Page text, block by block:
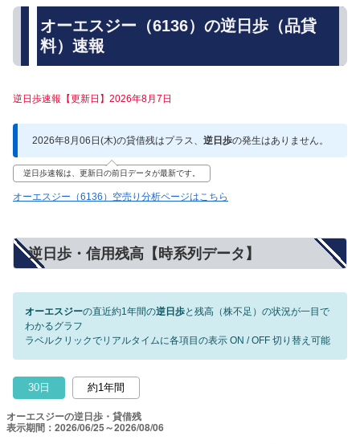
オーエスジー（6136）の逆日歩（品貸
料）速報
逆日歩速報【更新日】2026年8月7日
2026年8月06日(木)の貸借残はプラス、 逆日歩の発生はありません。
逆日歩速報は、更新日の前日データが最新です。
オーエスジー（6136）空売り分析ページはこちら
逆日歩・信用残高【時系列データ】
オーエスジーの直近約1年間の逆日歩と残高（株不足）の状況が一目で
わかるグラフ
ラベルクリックでリアルタイムに各項目の表示 ON / OFF 切り替え可能
30日 約1年間